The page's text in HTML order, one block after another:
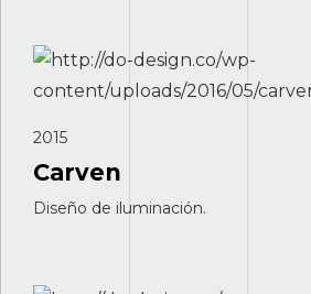
2015
Carven
Diseño de iluminación.